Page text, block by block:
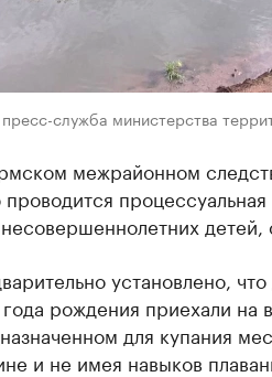
служба министерства
межрайонном
установлено,
рождения приехали на
для купания
и не имея навыков